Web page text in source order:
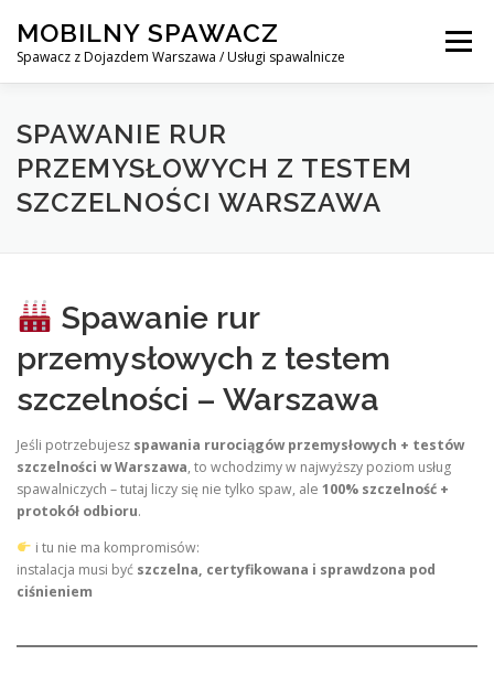
content
MOBILNY SPAWACZ
Spawacz z Dojazdem Warszawa / Usługi spawalnicze
Menu
MOBILNY SPAWACZ WARSZAWA
KONTAKT
SPAWANIE RUR
PRZEMYSŁOWYCH Z TESTEM
SZCZELNOŚCI WARSZAWA
Spawanie rur
przemysłowych z testem
szczelności – Warszawa
Jeśli potrzebujesz spawania rurociągów przemysłowych + testów
szczelności w Warszawa, to wchodzimy w najwyższy poziom usług
spawalniczych – tutaj liczy się nie tylko spaw, ale 100% szczelność +
protokół odbioru.
i tu nie ma kompromisów:
instalacja musi być szczelna, certyfikowana i sprawdzona pod
ciśnieniem